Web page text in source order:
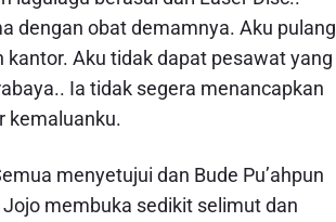
dengan obat demamnya. Aku pulang
Aku tidak dapat pesawat yang
Ia tidak segera menancapkan
kemaluanku.
menyetujui dan Bude Pu’ahpun
membuka sedikit selimut dan